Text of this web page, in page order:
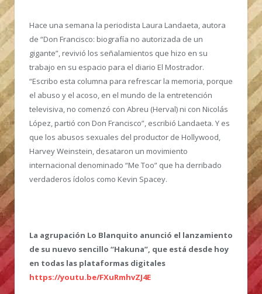
Hace una semana la periodista Laura Landaeta, autora
de “Don Francisco: biografía no autorizada de un
gigante”, revivió los señalamientos que hizo en su
trabajo en su espacio para el diario El Mostrador.
“Escribo esta columna para refrescar la memoria, porque
el abuso y el acoso, en el mundo de la entretención
televisiva, no comenzó con Abreu (Herval) ni con Nicolás
López, partió con Don Francisco”, escribió Landaeta. Y es
que los abusos sexuales del productor de Hollywood,
Harvey Weinstein, desataron un movimiento
internacional denominado “Me Too” que ha derribado
verdaderos ídolos como Kevin Spacey.
La agrupación Lo Blanquito anunció el lanzamiento
de su nuevo sencillo “Hakuna”, que está desde hoy
en todas las plataformas digitales
https://youtu.be/FXuRmhvZJ4E